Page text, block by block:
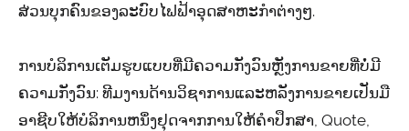
ສ່ວນບຸກຄົນຂອງລະບົບໄຟຟ້າອຸດສາຫະກໍາຕ່າງໆ.
ການບໍລິການເຕັມຮູບແບບທີ່ມີຄວາມກັງວົນຫຼັງການຂາຍທີ່ບໍ່ມີ
ຄວາມກັງວົນ: ທີມງານດ້ານວິຊາການແລະຫລັງການຂາຍເປັນມື
ອາຊີບໃຫ້ບໍລິການຫນຶ່ງຢຸດຈາກການໃຫ້ຄໍາປຶກສາ, Quote,